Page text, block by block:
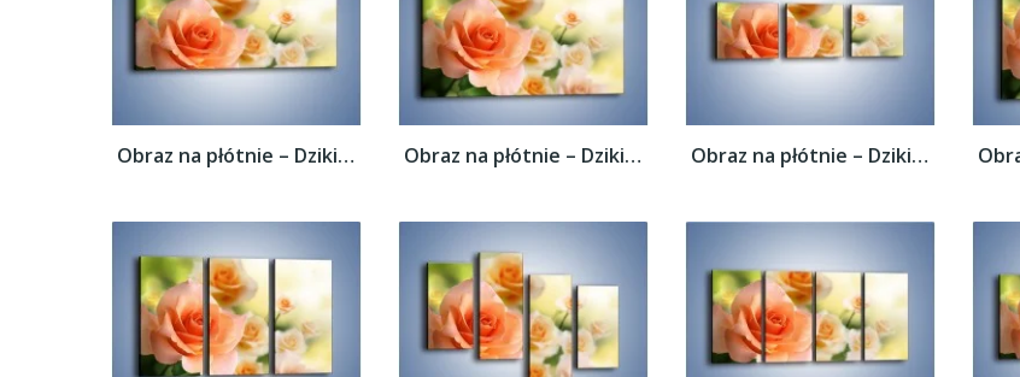
Obraz na płótnie – Dzikie róże w ogrodzie... Obraz na płótnie – Dzikie róże w ogrodzie... Obraz na płótnie – Dzikie róże w ogrodzie...